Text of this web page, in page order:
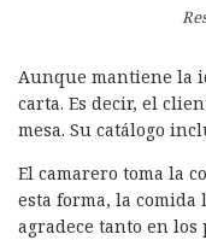
Aunque mantiene la
carta. Es decir, el
mesa. Su catálogo
El camarero toma la
esta forma, la comida
agradece tanto en